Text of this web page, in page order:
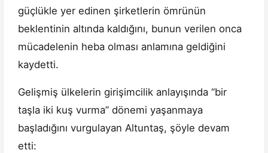
güçlükle yer edinen şirketlerin ömrünün
beklentinin altında kaldığını, bunun verilen onca
mücadelenin heba olması anlamına geldiğini
kaydetti.
Gelişmiş ülkelerin girişimcilik anlayışında “bir
taşla iki kuş vurma” dönemi yaşanmaya
başladığını vurgulayan Altuntaş, şöyle devam
etti: